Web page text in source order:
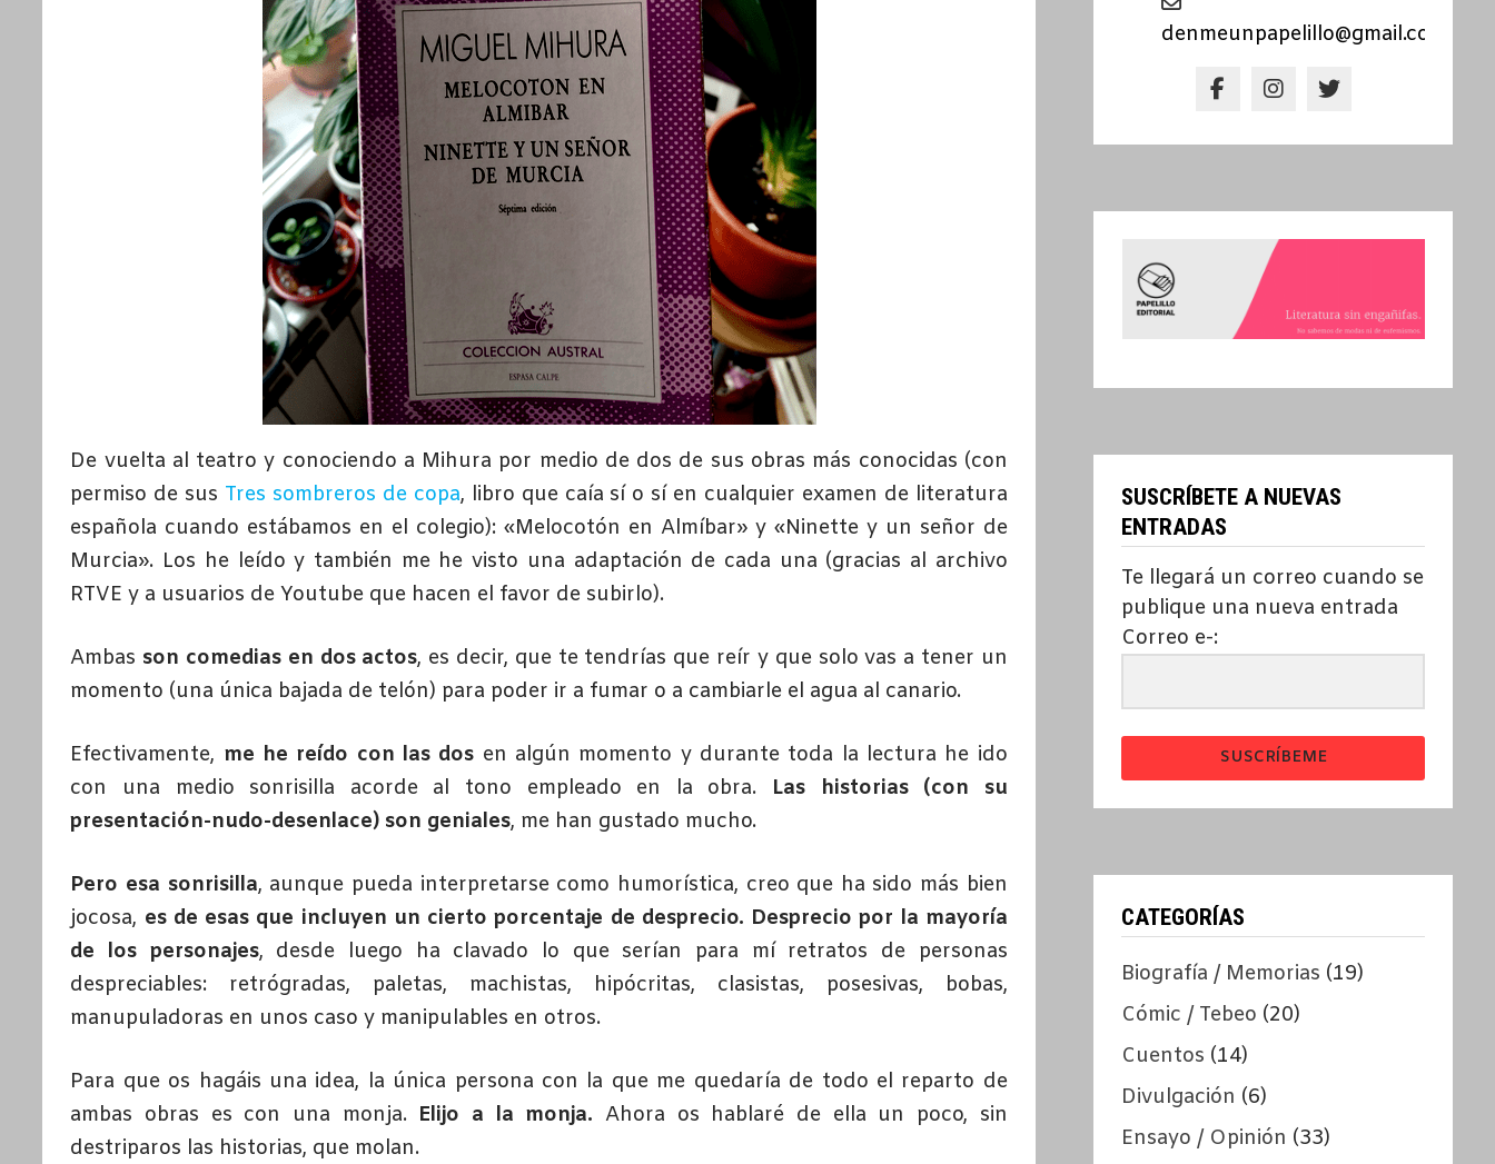
De vuelta al teatro y conociendo a Mihura por medio de dos de sus obras más conocidas (con
permiso de sus Tres sombreros de copa, libro que caía sí o sí en cualquier examen de literatura
española cuando estábamos en el colegio): «Melocotón en Almíbar» y «Ninette y un señor de
Murcia». Los he leído y también me he visto una adaptación de cada una (gracias al archivo
RTVE y a usuarios de Youtube que hacen el favor de subirlo).
Ambas son comedias en dos actos, es decir, que te tendrías que reír y que solo vas a tener un
momento (una única bajada de telón) para poder ir a fumar o a cambiarle el agua al canario.
Efectivamente, me he reído con las dos en algún momento y durante toda la lectura he ido
con una medio sonrisilla acorde al tono empleado en la obra. Las historias (con su
presentación-nudo-desenlace) son geniales, me han gustado mucho.
Pero esa sonrisilla, aunque pueda interpretarse como humorística, creo que ha sido más bien
jocosa, es de esas que incluyen un cierto porcentaje de desprecio. Desprecio por la mayoría
de los personajes, desde luego ha clavado lo que serían para mí retratos de personas
despreciables: retrógradas, paletas, machistas, hipócritas, clasistas, posesivas, bobas,
manupuladoras en unos caso y manipulables en otros.
Para que os hagáis una idea, la única persona con la que me quedaría de todo el reparto de
ambas obras es con una monja. Elijo a la monja. Ahora os hablaré de ella un poco, sin
destriparos las historias, que molan.
denmeunpapelillo@gmail.com
SUSCRÍBETE A NUEVAS
ENTRADAS
Te llegará un correo cuando se
publique una nueva entrada
Correo e-:
SUSCRÍBEME
CATEGORÍAS
Biografía / Memorias (19)
Cómic / Tebeo (20)
Cuentos (14)
Divulgación (6)
Ensayo / Opinión (33)